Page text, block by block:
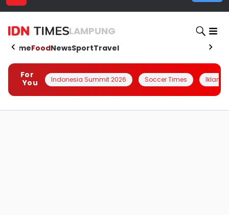
LAMPUNG
HomeFoodNewsSportTravel
For
You
Indonesia Summit 2026 Soccer Times Iklanin